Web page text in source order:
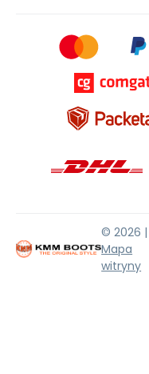
© 2026 |
Mapa
witryny